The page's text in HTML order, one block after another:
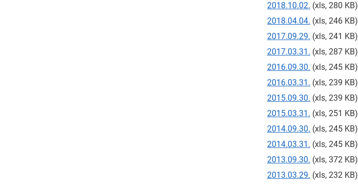
2018.10.02. (xls, 280 KB)
2018.04.04. (xls, 246 KB)
2017.09.29. (xls, 241 KB)
2017.03.31. (xls, 287 KB)
2016.09.30. (xls, 245 KB)
2016.03.31. (xls, 239 KB)
2015.09.30. (xls, 239 KB)
2015.03.31. (xls, 251 KB)
2014.09.30. (xls, 245 KB)
2014.03.31. (xls, 245 KB)
2013.09.30. (xls, 372 KB)
2013.03.29. (xls, 232 KB)